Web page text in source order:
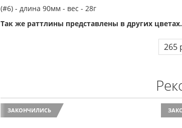
(#6) - длина 90мм - вес - 28г
Так же раттлины представлены в других цветах.
265
ЗАКОНЧИЛИСЬ